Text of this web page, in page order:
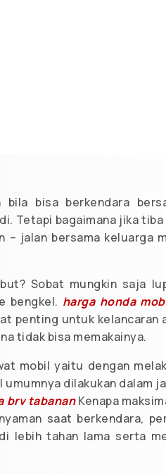
bila bisa berkendara
Tetapi bagaimana jika
– jalan bersama keluarga
Sobat mungkin saja
bengkel. harga honda
penting untuk kelancaran
tidak bisa memakainya.
mobil yaitu dengan
dilakukan dalam
brv tabananKenapa
saat berkendara,
lebih tahan lama serta